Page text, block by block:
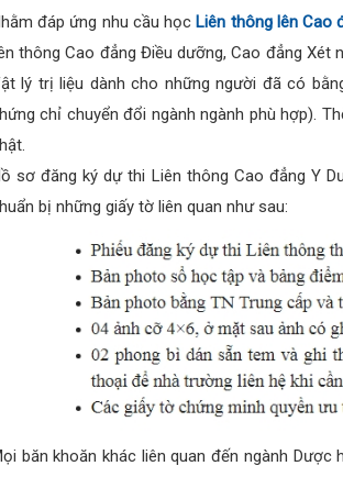
đáp ứng nhu cầu họcLiên thông lên Cao
thông Cao đẳng Điều dưỡng, Cao đẳng Xét
lý trị liệu dành cho những người đã có
chỉ chuyển đổi ngành ngành phù hợp).
sơ đăng ký dự thi Liên thông Cao đẳng Y
bị những giấy tờ liên quan như sau:
băn khoăn khác liên quan đến ngành Dược